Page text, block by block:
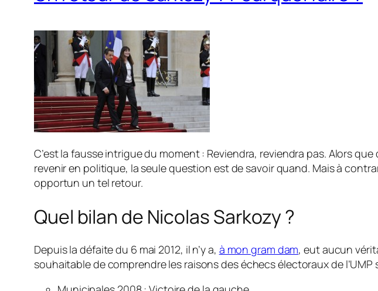
C’est la fausse intrigue du moment : Reviendra, reviendra pas. Alors
revenir en politique, la seule question est de savoir quand. Mais à
opportun un tel retour.
Quel bilan de Nicolas Sarkozy ?
Depuis la défaite du 6 mai 2012, il n’y a, à mon gram dam, eut aucun
souhaitable de comprendre les raisons des échecs électoraux de